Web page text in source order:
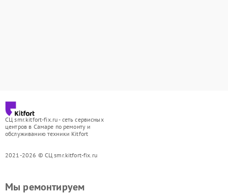
СЦ smr.kitfort-fix.ru - сеть сервисных
центров в Самаре по ремонту и
обслуживанию техники Kitfort
2021-2026 © СЦ smr.kitfort-fix.ru
Мы ремонтируем